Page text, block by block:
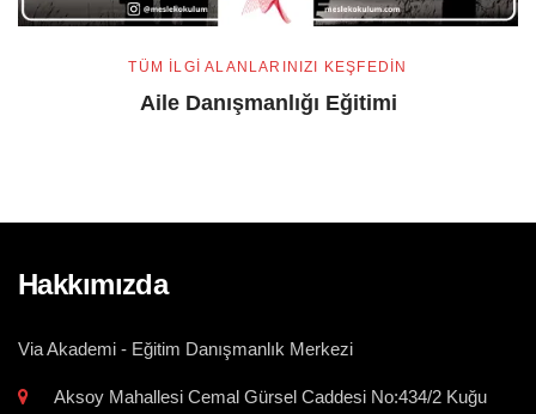
TÜM ILGI ALANLARINIZI KEŞFEDIN
Aile Danışmanlığı Eğitimi
Hakkımızda
Via Akademi - Eğitim Danışmanlık Merkezi
Aksoy Mahallesi Cemal Gürsel Caddesi No:434/2 Kuğu